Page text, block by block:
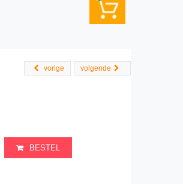
volgende
vorige
BESTEL